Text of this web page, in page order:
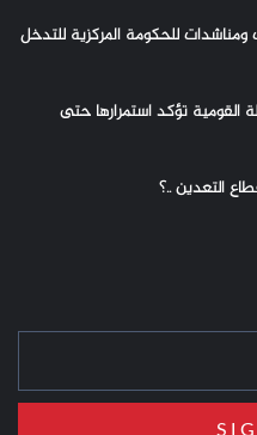
ومناشدات للحكومة المركزية للتدخل
القومية تؤكد استمرارها حتى
التعدين ..؟